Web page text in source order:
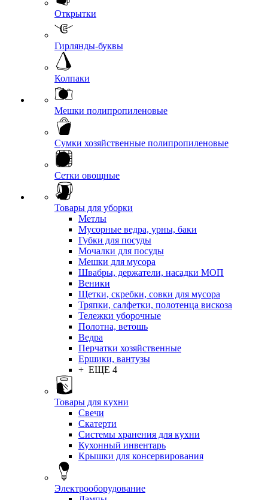
Открытки
Гирлянды-буквы
Колпаки
Мешки полипропиленовые
Сумки хозяйственные полипропиленовые
Сетки овощные
Товары для уборки
Метлы
Мусорные ведра, урны, баки
Губки для посуды
Мочалки для посуды
Мешки для мусора
Швабры, держатели, насадки МОП
Веники
Щетки, скребки, совки для мусора
Тряпки, салфетки, полотенца вискоза
Тележки уборочные
Полотна, ветошь
Ведра
Перчатки хозяйственные
Ершики, вантузы
+ ЕЩЕ 4
Товары для кухни
Свечи
Скатерти
Системы хранения для кухни
Кухонный инвентарь
Крышки для консервирования
Электрооборудование